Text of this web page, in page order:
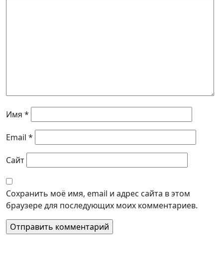
Имя *
Email *
Сайт
Сохранить моё имя, email и адрес сайта в этом
браузере для последующих моих комментариев.